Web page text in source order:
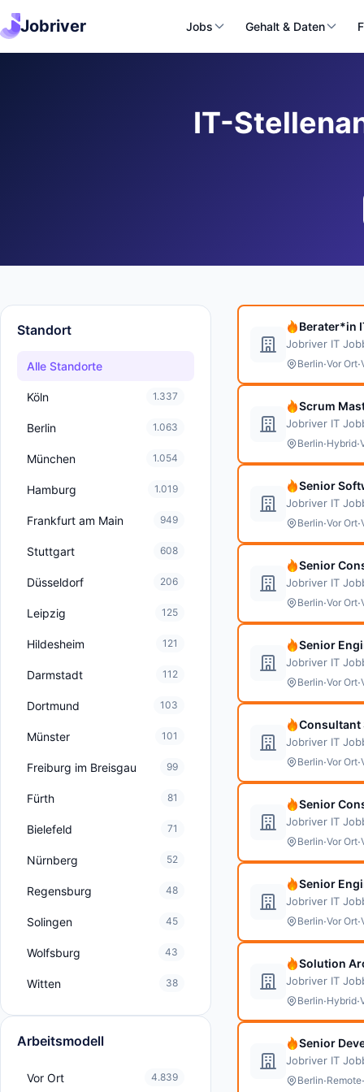
Jobriver Jobs Gehalt & Daten
IT-
Standort
Alle Standorte
Köln 1.337
Berlin 1.063
München 1.054
Hamburg 1.019
Frankfurt am Main 949
Stuttgart 608
Düsseldorf 206
Leipzig 125
Hildesheim 121
Darmstadt 112
Dortmund 103
Münster 101
Freiburg im Breisgau 99
Fürth 81
Bielefeld 71
Nürnberg 52
Regensburg 48
Solingen 45
Wolfsburg 43
Witten 38
Arbeitsmodell
Vor Ort 4.839
Berater*in
Jobriver IT
Berlin·Vor Ort·
Scrum
Jobriver IT
Berlin·Hybrid·
Senior
Jobriver IT
Berlin·Vor Ort·
Senior
Jobriver IT
Berlin·Vor Ort·
Senior
Jobriver IT
Berlin·Vor Ort·
Consultant
Jobriver IT
Berlin·Vor Ort·
Senior
Jobriver IT
Berlin·Vor Ort·
Senior
Jobriver IT
Berlin·Vor Ort·
Solution
Jobriver IT
Berlin·Hybrid·
Senior
Jobriver IT
Berlin·Remote·